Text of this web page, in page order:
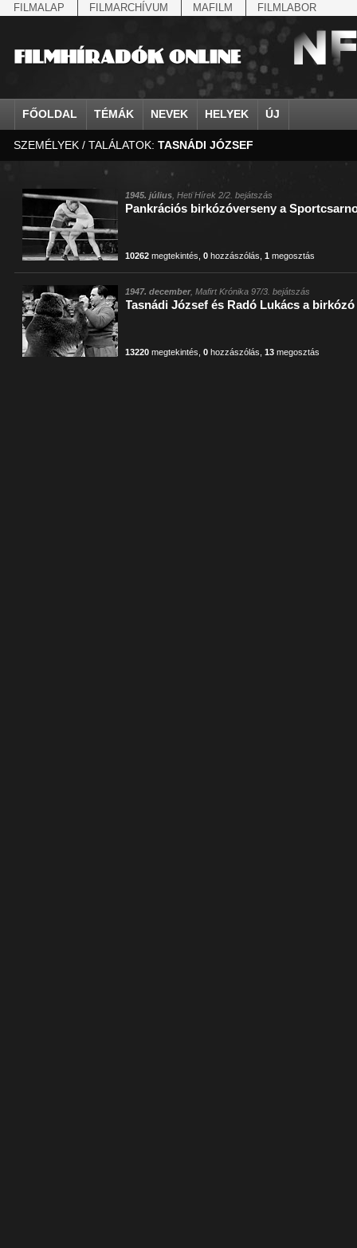
FILMALAP FILMARCHÍVUM MAFILM FILMLABOR
FŐOLDAL TÉMÁK NEVEK HELYEK ÚJ
agrárium
államfő
államosítás
állatvilág
amerikai magyarok
Anschluss
antant
antant
arisztokrácia
IV. Béla, magyar királ...
Aarons-Hughes, Ruth
Abe Nobuyuki
Aczél György
Aczél Ilona
Ádám Zoltán
Ady Endre
Agárdi Gábor
Ágotai Géza, dr.
Aimone savoya-
Albert Ferenc
Aarau
Abapuszta
Abony
Ácsteszér
Addisz-Abeba
Adony
Adua
Afrika
Albánia
SZEMÉLYEK / TALÁLATOK:TASNÁDI JÓZSEF
1945. július , Heti Hírek 2/2. bejátszás
Pankrációs birkózóverseny a
10262 megtekintés ,0 hozzászólás ,1 megosztás
1947. december, Mafirt Krónika 97/3. bejátszás
Tasnádi József és Radó Lukács a
13220 megtekintés ,0 hozzászólás ,13 megosztás